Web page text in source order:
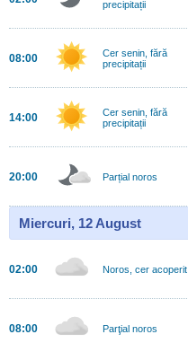
precipitații
08:00
Cer senin, fără
precipitații
14:00
Cer senin, fără
precipitații
20:00 Parțial noros
Miercuri, 12 August
02:00 Noros, cer acoperit
08:00 Parţial noros